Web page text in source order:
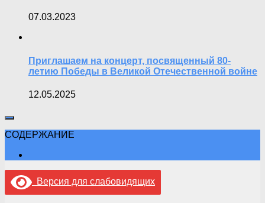
07.03.2023
Приглашаем на концерт, посвященный 80-
летию Победы в Великой Отечественной войне
12.05.2025
СОДЕРЖАНИЕ
Версия для слабовидящих